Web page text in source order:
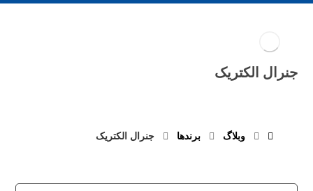
جنرال الکتریک
وبلاگ برند‌ها جنرال الکتریک